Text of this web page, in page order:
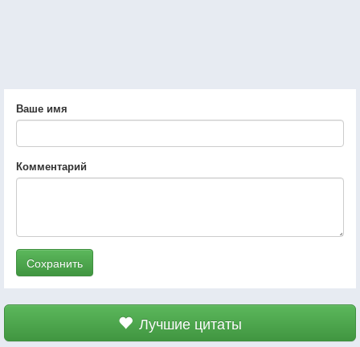
Ваше имя
Комментарий
Сохранить
Лучшие цитаты